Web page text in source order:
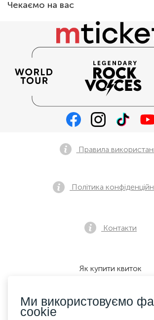
Чекаємо на вас
Правила
Політика
Контакти
Як купити квиток
Ми приймаємо:
Ми використовуємо
cookie